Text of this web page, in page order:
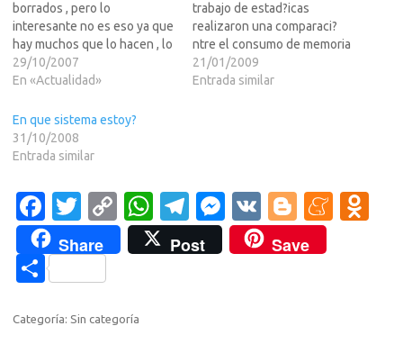
borrados , pero lo
interesante no es eso ya que
hay muchos que lo hacen , lo
que tiene de especial es que
permite reconstruir RAID'S
desconfigurado y no
permiten acceder a la
informaci?br /> Aunque sea
29/10/2007
En «Actualidad»
trabajo de estad?icas
realizaron una comparaci?
ntre el consumo de memoria
RAM entre las versiones
antiguas y nuevas de
^^La conclusi?s que en
promedio…
21/01/2009
Entrada similar
En que sistema estoy?
31/10/2008
Entrada similar
Fa
c
e
b
o
T
w
it
te
r
C
o
p
Li
W
h
at
T
el
e
M
es
se
V
K
Bl
o
g
M
Share Post Save
C
m
Categoría: Sin categoría